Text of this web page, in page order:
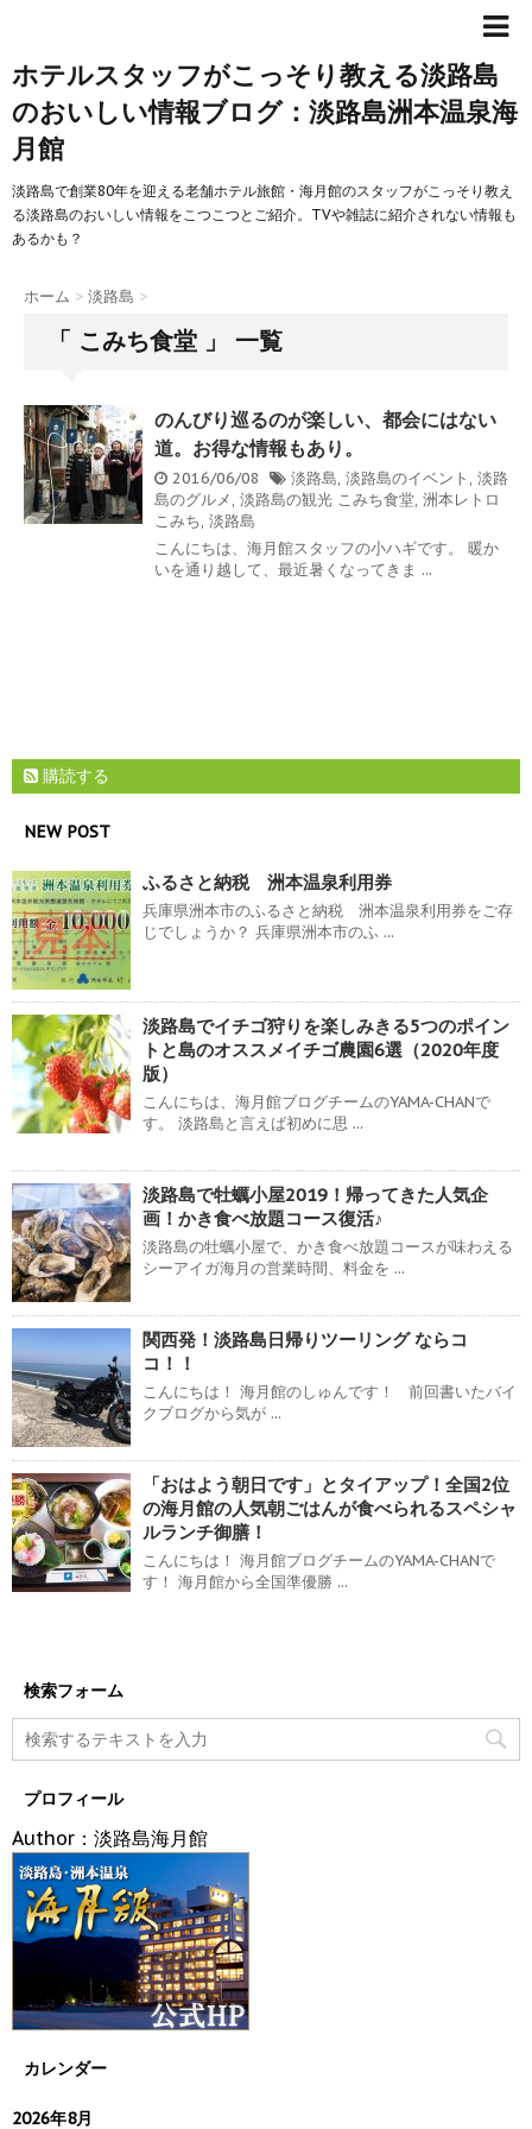
ホテルスタッフがこっそり教える淡路島
のおいしい情報ブログ：淡路島洲本温泉海
月館
淡路島で創業80年を迎える老舗ホテル旅館・海月館のスタッフがこっそり教え
る淡路島のおいしい情報をこつこつとご紹介。TVや雑誌に紹介されない情報も
あるかも？
ホーム > 淡路島 >
「 こみち食堂 」 一覧
のんびり巡るのが楽しい、都会にはない
道。お得な情報もあり。
2016/06/08 淡路島, 淡路島のイベント , 淡路
島のグルメ, 淡路島の観光 こみち食堂, 洲本レトロ
こみち, 淡路島
こんにちは、海月館スタッフの小ハギです。 暖か
いを通り越して、最近暑くなってきま ...
購読する
NEW POST
ふるさと納税 洲本温泉利用券
兵庫県洲本市のふるさと納税 洲本温泉利用券をご存
じでしょうか？ 兵庫県洲本市のふ ...
淡路島でイチゴ狩りを楽しみきる5つのポイン
トと島のオススメイチゴ農園6選（2020年度
版）
こんにちは、海月館ブログチームのYAMA-CHANで
す。 淡路島と言えば初めに思 ...
淡路島で牡蠣小屋2019！帰ってきた人気企
画！かき食べ放題コース復活♪
淡路島の牡蠣小屋で、かき食べ放題コースが味わえる
シーアイガ海月の営業時間、料金を ...
関西発！淡路島日帰りツーリング ならコ
コ！！
こんにちは！ 海月館のしゅんです！ 前回書いたバイ
クブログから気が ...
「おはよう朝日です」とタイアップ！全国2位
の海月館の人気朝ごはんが食べられるスペシャ
ルランチ御膳！
こんにちは！ 海月館ブログチームのYAMA-CHANで
す！ 海月館から全国準優勝 ...
検索フォーム
プロフィール
Author：淡路島海月館
カレンダー
2026年8月